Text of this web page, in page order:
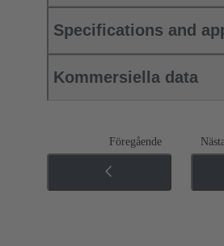
Specifications and
Kommersiella data
Föregående